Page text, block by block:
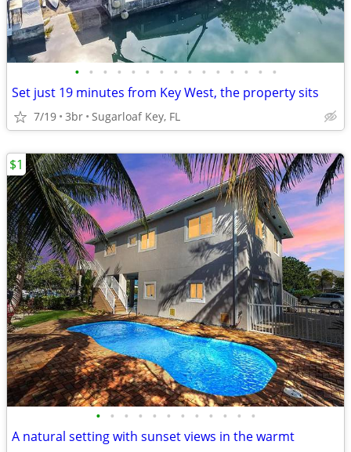
• • • • • • • • • • • • • • •
Set just 19 minutes from Key West, the property sits
7/19 3br Sugarloaf Key, FL
• • • • • • • • • • • •
A natural setting with sunset views in the warmt
$1